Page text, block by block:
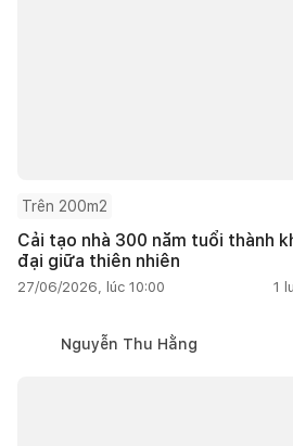
Trên 200m2
Cải tạo nhà 300 năm tuổi thành
đại giữa thiên nhiên
27/06/2026, lúc 10:00 1
Nguyễn Thu Hằng